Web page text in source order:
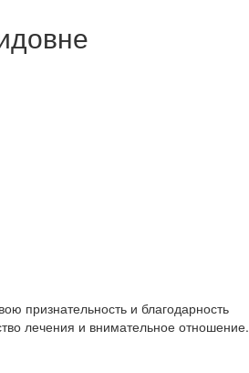
признательность и благодарность
лечения и внимательное отношение.